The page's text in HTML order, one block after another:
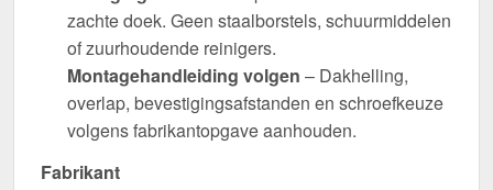
zachte doek. Geen staalborstels, schuurmiddelen
of zuurhoudende reinigers.
Montagehandleiding volgen – Dakhelling,
overlap, bevestigingsafstanden en schroefkeuze
volgens fabrikantopgave aanhouden.
Fabrikant